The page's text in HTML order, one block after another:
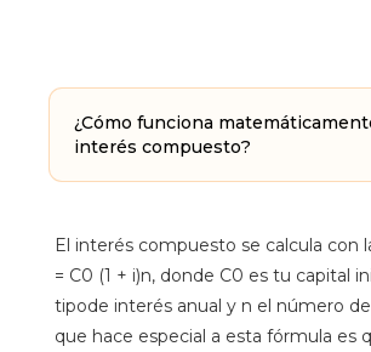
¿Cómo funciona
interés compuesto?
El interés compuesto se calcula con
= C0 (1 + i)n, donde C0 es tu capital
tipode interés anual y n el número
que hace especial a esta fórmula es